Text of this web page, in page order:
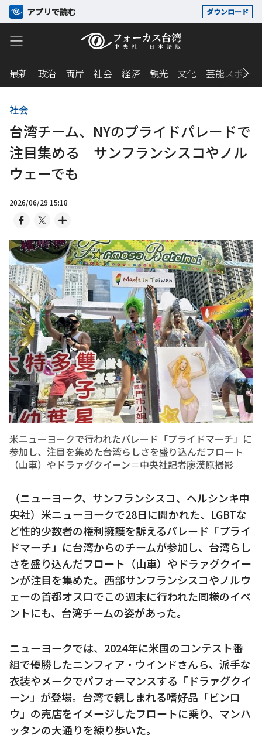
アプリで読む ダウンロード
最新 政治 両岸 社会 経済 観光 文化 芸能スポーツ
社会
台湾チーム、NYのプライドパレードで
注目集める サンフランシスコやノル
ウェーでも
2026/06/29 15:18
米ニューヨークで行われたパレード「プライドマーチ」に
参加し、注目を集めた台湾らしさを盛り込んだフロート
（山車）やドラァグクイーン＝中央社記者廖漢原撮影
（ニューヨーク、サンフランシスコ、ヘルシンキ中
央社）米ニューヨークで28日に開かれた、LGBTな
ど性的少数者の権利擁護を訴えるパレード「プライ
ドマーチ」に台湾からのチームが参加し、台湾らし
さを盛り込んだフロート（山車）やドラァグクイー
ンが注目を集めた。西部サンフランシスコやノルウ
ェーの首都オスロでこの週末に行われた同様のイベ
ントにも、台湾チームの姿があった。
ニューヨークでは、2024年に米国のコンテスト番
組で優勝したニンフィア・ウインドさんら、派手な
衣装やメークでパフォーマンスする「ドラァグクイ
ーン」が登場。台湾で親しまれる嗜好品「ビンロ
ウ」の売店をイメージしたフロートに乗り、マンハ
ッタンの大通りを練り歩いた。